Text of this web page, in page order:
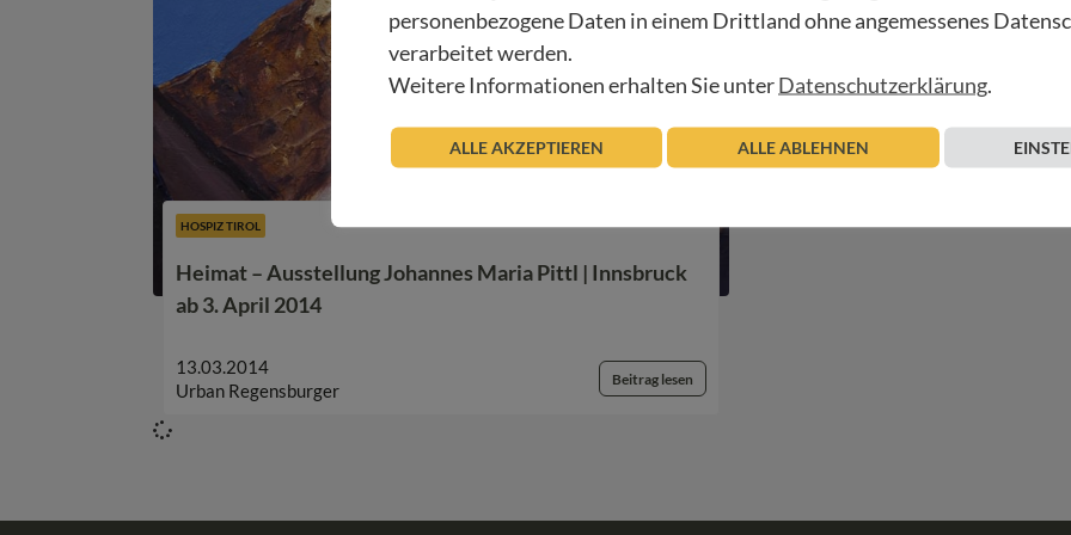
HOSPIZ TIROL
Heimat – Ausstellung Johannes Maria Pittl | Innsbruck
ab 3. April 2014
13.03.2014
Urban Regensburger
Beitrag lesen
personenbezogene Daten in einem Drittland ohne angemessenes
verarbeitet werden.
Weitere Informationen erhalten Sie unterDatenschutzerklärung.
ALLE AKZEPTIEREN ALLE ABLEHNEN